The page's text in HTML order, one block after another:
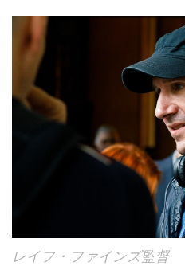
レイフ・ファインズ監督